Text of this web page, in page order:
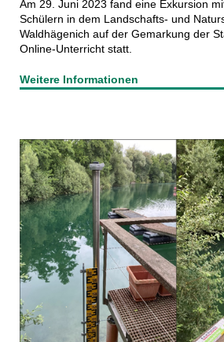
Am 29. Juni 2023 fand eine Exkursion
Schülern in dem Landschafts- und
Waldhägenich auf der Gemarkung der
Online-Unterricht statt.
Weitere Informationen